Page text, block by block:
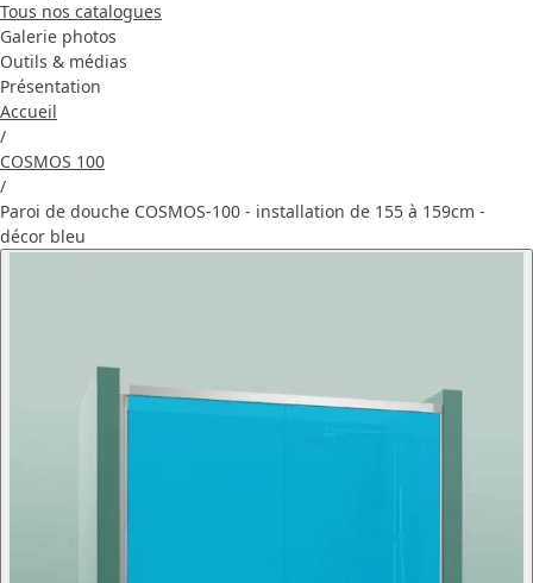
Tous nos catalogues
Galerie photos
Outils & médias
Présentation
Accueil
/
COSMOS 100
/
Paroi de douche COSMOS-100 - installation de 155 à 159cm -
décor bleu